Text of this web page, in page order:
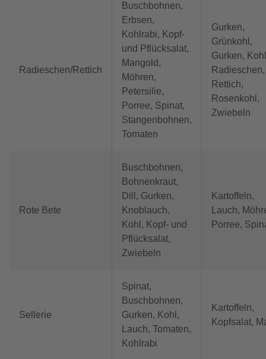
Radieschen/Rettich
Buschbohnen,
Erbsen,
Kohlrabi, Kopf-
und Pflücksalat,
Mangold,
Möhren,
Petersilie,
Porree, Spinat,
Stangenbohnen,
Tomaten
Gurken,
Grünkohl,
Gurken,
Radieschen,
Rettich,
Rosenkohl,
Zwiebeln
Rote Bete
Buschbohnen,
Bohnenkraut,
Dill, Gurken,
Knoblauch,
Kohl, Kopf- und
Pflücksalat,
Zwiebeln
Kartoffeln,
Lauch,
Porree,
Sellerie
Spinat,
Buschbohnen,
Gurken, Kohl,
Lauch, Tomaten,
Kohlrabi
Kartoffeln,
Kopfsalat,